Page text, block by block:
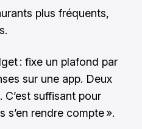
plus fréquents,
: fixe un plafond par
sur une app. Deux
C’est suffisant pour
s’en rendre compte ».